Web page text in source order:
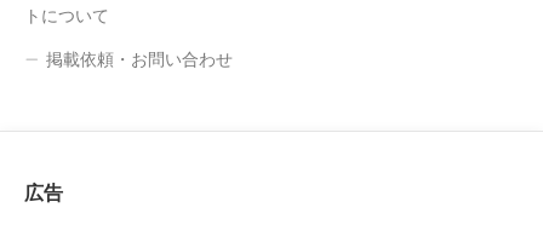
トについて
掲載依頼・お問い合わせ
広告